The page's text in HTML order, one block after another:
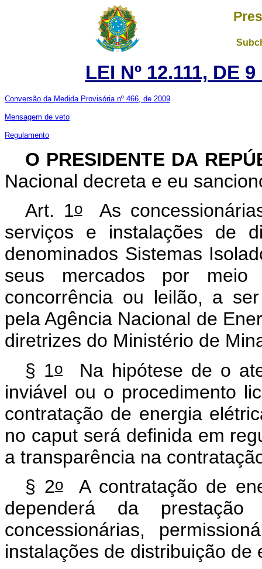
LEI Nº 12.111, DE
Conversão da Medida Provisória nº 466, de 2009
Mensagem de veto
Regulamento
O PRESIDENTE DA
Nacional decreta e eu
Art. 1oAs
serviços e instalações de
denominados Sistemas
seus mercados por
concorrência ou leilão, a
pela Agência Nacional de
diretrizes do Ministério de
§ 1oNa hipótese de o
inviável ou o procedimento
contratação de energia
no caputserá definida em
a transparência na
§ 2oA contratação de
dependerá da
concessionárias,
instalações de distribuição de